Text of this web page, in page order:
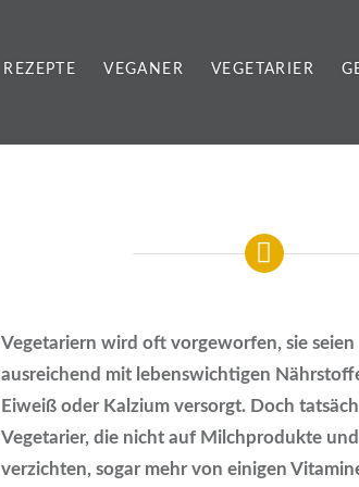
REZEPTE VEGANER VEGETARIER
Vegetariern wird oft vorgeworfen, sie
ausreichend mit lebenswichtigen
Eiweiß oder Kalzium versorgt. Doch
Vegetarier, die nicht auf Milchprodukte
verzichten, sogar mehr von einigen